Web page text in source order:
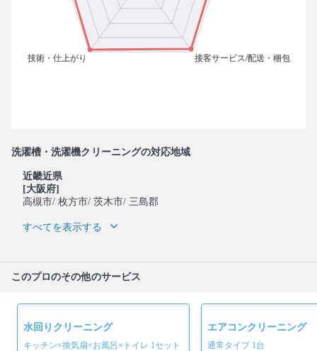
洗濯槽・洗濯機クリーニングの対応地域
近畿近県
[大阪府]
高槻市/ 枚方市/ 茨木市/ 三島郡
すべてを表示する
このプロのその他のサービス
水回りクリーニング
キッチン×換気扇×お風呂×トイレ 1セット
エアコンクリーニング
通常タイプ 1台